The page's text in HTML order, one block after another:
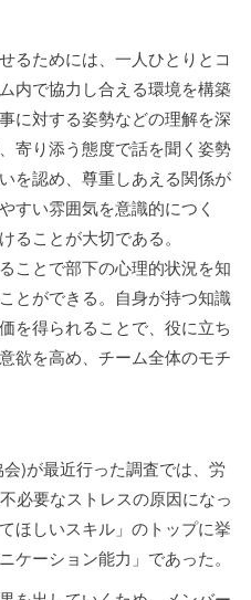
るためには、一人ひとりとコ
内で協力し合える環境を構築
に対する姿勢などの理解を深
寄り添う態度で話を聞く姿勢
を認め、尊重しあえる関係が
すい雰囲気を意識的につく
ることが大切である。
ことで部下の心理的状況を知
とができる。自身が持つ知識
を得られることで、役に立ち
欲を高め、チーム全体のモチ
)が最近行った調査では、労
必要なストレスの原因になっ
ほしいスキル」のトップに挙
ケーション能力」であった。